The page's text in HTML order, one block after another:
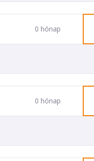
0 hónap
0 hónap